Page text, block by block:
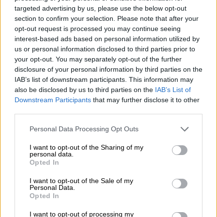
targeted advertising by us, please use the below opt-out
section to confirm your selection. Please note that after your
opt-out request is processed you may continue seeing
interest-based ads based on personal information utilized by
us or personal information disclosed to third parties prior to
your opt-out. You may separately opt-out of the further
disclosure of your personal information by third parties on the
IAB’s list of downstream participants. This information may
also be disclosed by us to third parties on the IAB’s List of
Downstream Participants that may further disclose it to other
Please note that this website/app uses one or more Google
not limited to your visit or usage behaviour. You may click to
grant or deny consent to Google and its third-party tags to
use your data for below specified purposes in below Google
consent section.
Personal Data Processing Opt Outs
I want to opt-out of the Sharing of my
personal data.
Opted In
I want to opt-out of the Sale of my
Personal Data.
Opted In
I want to opt-out of processing my
ομάδα -συμμορία, τα μέλη της οποίας
διέπρατταν κακουργηματικές απάτες σε
βάρος του Οργανισμού, μέσω ψευδών
βεβαιώσεων και πλαστογραφιών.
Για τον τερματισμό της παράνομης
δραστηριότητας της εγκληματικής ομάδας,
πραγματοποιήθηκε αστυνομική επιχείρηση
από το Τμήμα Κοινωνικής Ασφάλισης της
Υποδιεύθυνσης Δίωξης Οικονομικών
Εγκλημάτων, χθες Τετάρτη 13 Μαΐου σε
Στο πλαίσιο αυτό, διεξήχθησαν έρευνες σε
φυσικοθεραπείας, με αποτέλεσμα τη
σύλληψη -3- μελών του κυκλώματος
(39χρονος φυσικοθεραπευτής, ως το